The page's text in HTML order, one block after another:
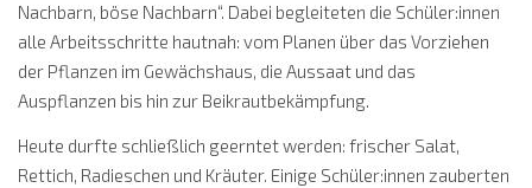
Nachbarn, böse Nachbarn“. Dabei begleiteten die Schüler:innen
alle Arbeitsschritte hautnah: vom Planen über das Vorziehen
der Pflanzen im Gewächshaus, die Aussaat und das
Auspflanzen bis hin zur Beikrautbekämpfung.
Heute durfte schließlich geerntet werden: frischer Salat,
Rettich, Radieschen und Kräuter. Einige Schüler:innen zauberten